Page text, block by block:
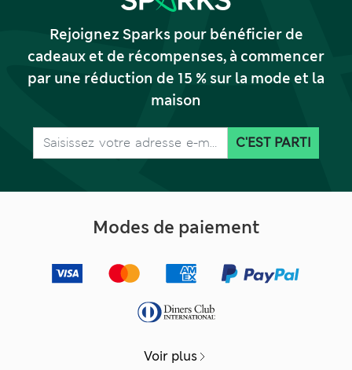
Rejoignez Sparks pour bénéficier de
cadeaux et de récompenses, à commencer
par une réduction de 15 % sur la mode et la
maison
C'EST PARTI
Modes de paiement
Voir plus